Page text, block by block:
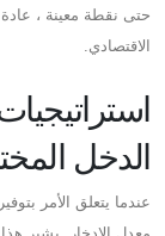
حتى نقطة معينة ،
الاقتصادي.
الدخل
عندما يتعلق الأمر